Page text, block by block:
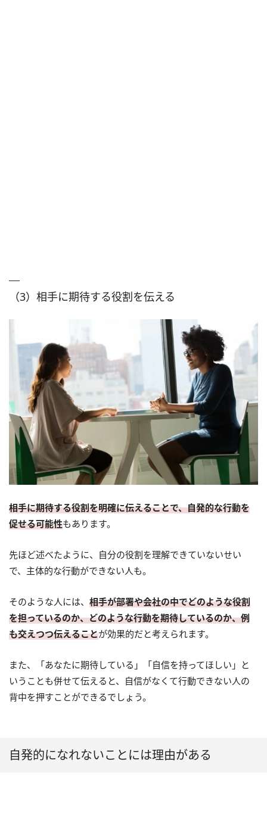
（3）相手に期待する役割を伝える
相手に期待する役割を明確に伝えることで、自発的な行動を
促せる可能性もあります。
先ほど述べたように、自分の役割を理解できていないせい
で、主体的な行動ができない人も。
そのような人には、 相手が部署や会社の中でどのような役割
を担っているのか、どのような行動を期待しているのか、例
も交えつつ伝えることが効果的だと考えられます。
また、「あなたに期待している」「自信を持ってほしい」と
いうことも併せて伝えると、自信がなくて行動できない人の
背中を押すことができるでしょう。
自発的になれないことには理由がある